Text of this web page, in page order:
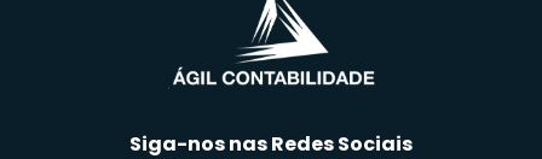
Siga-nos nas Redes Sociais